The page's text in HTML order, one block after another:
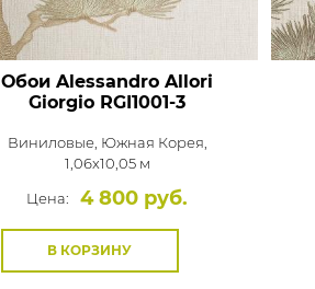
Обои Alessandro Allori
Giorgio RGI1001-3
Виниловые, Южная Корея,
1,06x10,05 м
Цена:
4 800 руб.
В КОРЗИНУ